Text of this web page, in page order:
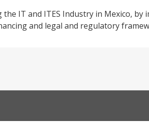
IT and ITES Industry in Mexico, by
and legal and regulatory